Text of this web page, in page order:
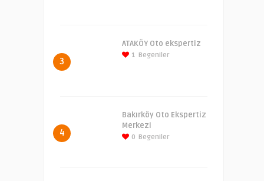
3
ATAKÖY Oto ekspertiz
1 Begeniler
4
Bakırköy Oto Ekspertiz
Merkezi
0 Begeniler